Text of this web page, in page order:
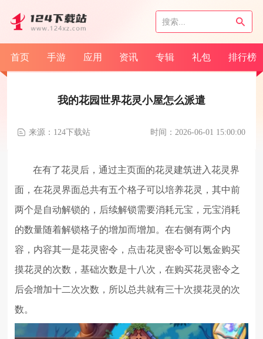
首页 手游 应用 资讯 专辑 礼包 排行榜
我的花园世界花灵小屋怎么派遣
来源：124下载站 时间：2026-06-01 15:00:00
在有了花灵后，通过主页面的花灵建筑进入花灵界
面，在花灵界面总共有五个格子可以培养花灵，其中前
两个是自动解锁的，后续解锁需要消耗元宝，元宝消耗
的数量随着解锁格子的增加而增加。在右侧有两个内
容，内容其一是花灵密令，点击花灵密令可以氪金购买
摸花灵的次数，基础次数是十八次，在购买花灵密令之
后会增加十二次次数，所以总共就有三十次摸花灵的次
数。